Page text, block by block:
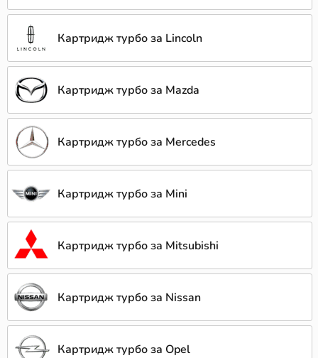
Картридж турбо за Lincoln
Картридж турбо за Mazda
Картридж турбо за Mercedes
Картридж турбо за Mini
Картридж турбо за Mitsubishi
Картридж турбо за Nissan
Картридж турбо за Opel